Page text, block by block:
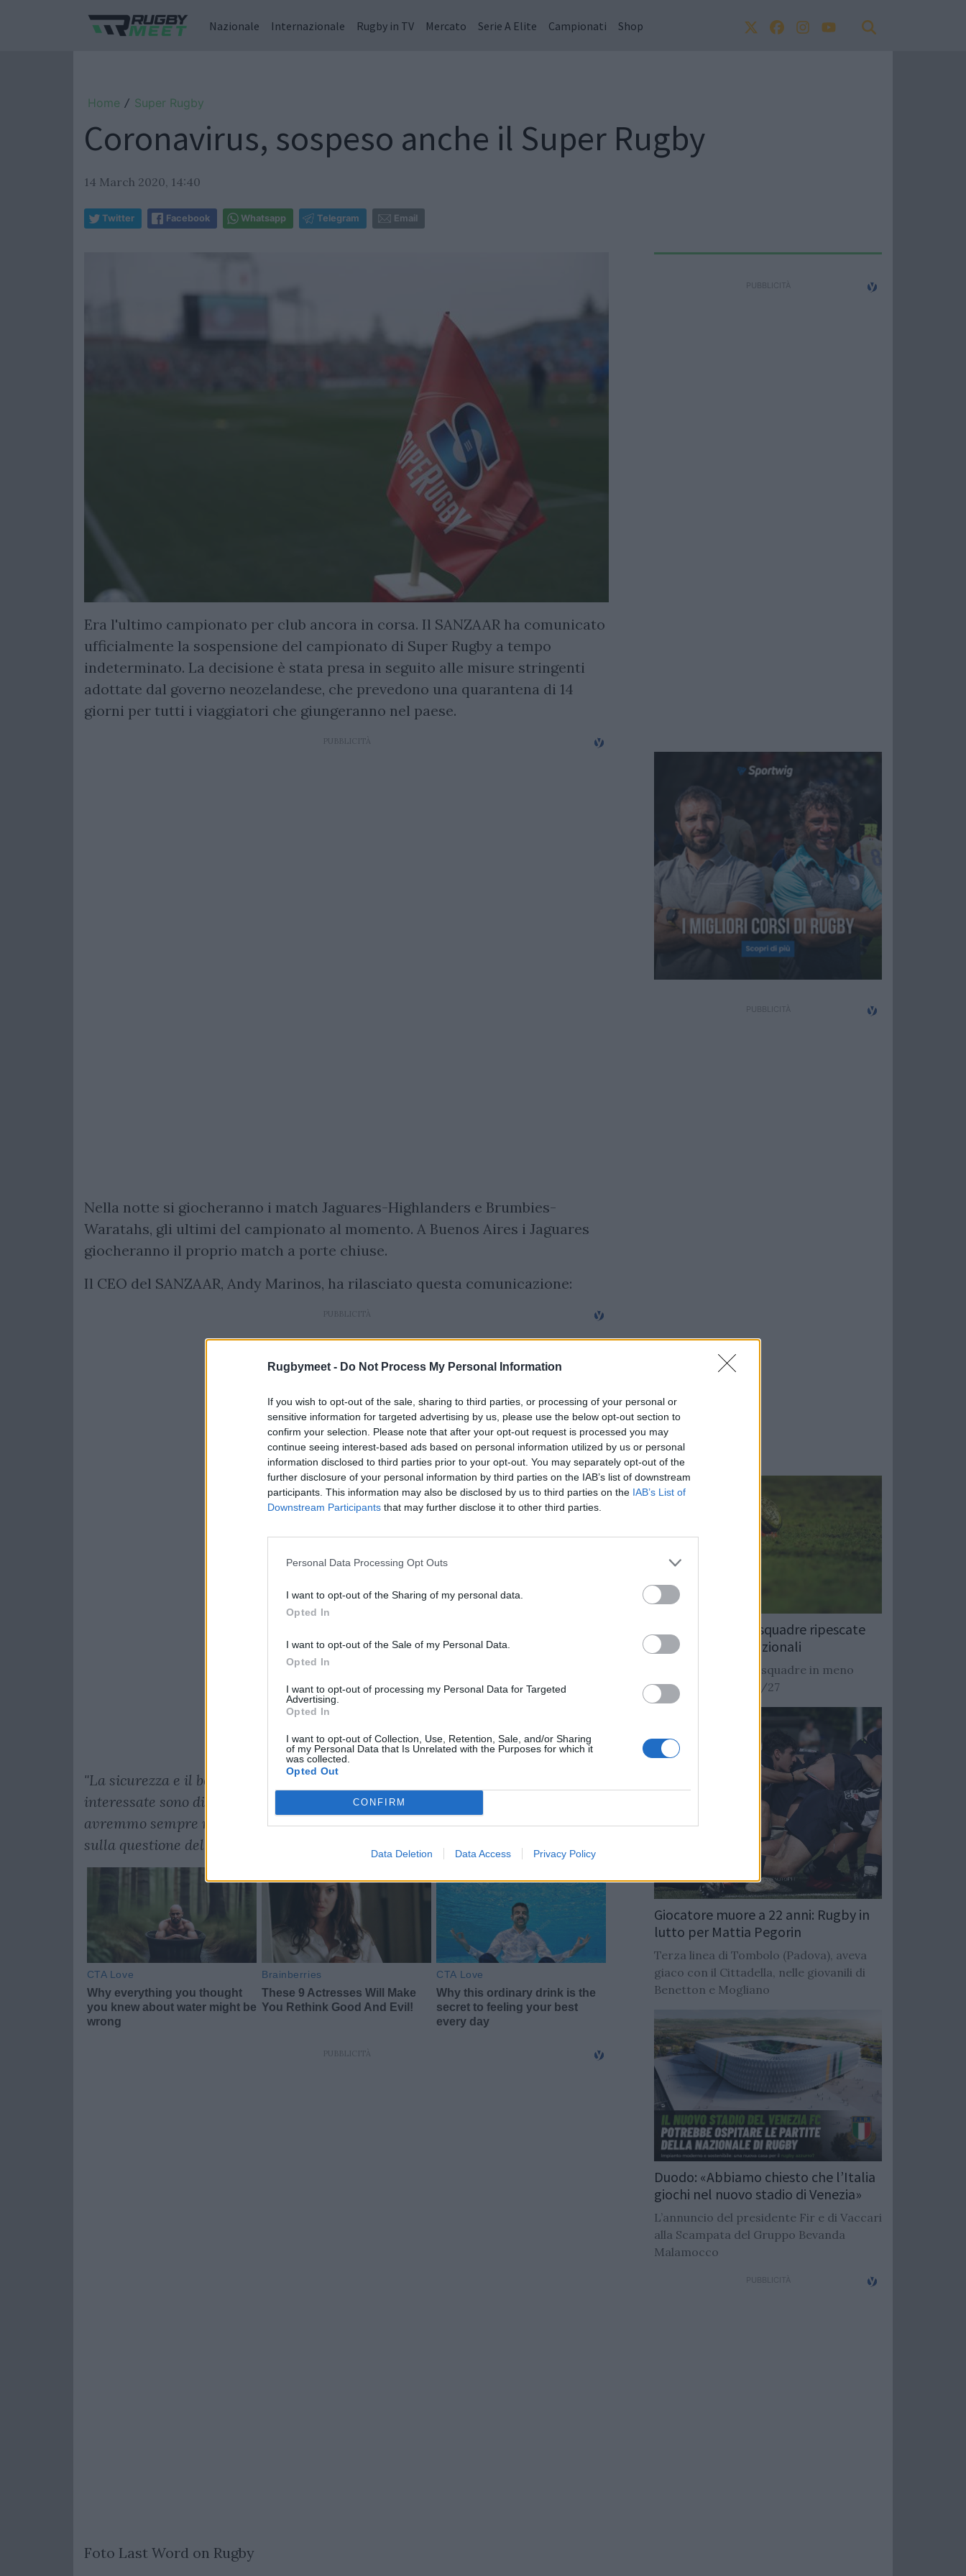
Rugbymeet - Do Not Process My Personal Information
If you wish to opt-out of the sale, sharing to third parties, or processing of your personal or
sensitive information for targeted advertising by us, please use the below opt-out section to
confirm your selection. Please note that after your opt-out request is processed you may
continue seeing interest-based ads based on personal information utilized by us or personal
information disclosed to third parties prior to your opt-out. You may separately opt-out of the
further disclosure of your personal information by third parties on the IAB’s list of downstream
participants. This information may also be disclosed by us to third parties on the IAB’s List of
Downstream Participants that may further disclose it to other third parties.
Personal Data Processing Opt Outs
I want to opt-out of the Sharing of my personal data.
Opted In
I want to opt-out of the Sale of my Personal Data.
Opted In
I want to opt-out of processing my Personal Data for Targeted
Advertising.
Opted In
I want to opt-out of Collection, Use, Retention, Sale, and/or Sharing
of my Personal Data that Is Unrelated with the Purposes for which it
was collected.
Opted Out
CONFIRM
Data Deletion Data Access Privacy Policy
Nazionale Internazionale Rugby in TV Mercato Serie A Elite Campionati Shop
Home / Super Rugby
Coronavirus, sospeso anche il Super Rugby
14 March 2020, 14:40
Twitter Facebook Whatsapp Telegram Email
Era l'ultimo campionato per club ancora in corsa. Il SANZAAR ha comunicato
ufficialmente la sospensione del campionato di Super Rugby a tempo
indeterminato. La decisione è stata presa in seguito alle misure stringenti
adottate dal governo neozelandese, che prevedono una quarantena di 14
giorni per tutti i viaggiatori che giungeranno nel paese.
Nella notte si giocheranno i match Jaguares-Highlanders e Brumbies-
Waratahs, gli ultimi del campionato al momento. A Buenos Aires i Jaguares
giocheranno il proprio match a porte chiuse.
Il CEO del SANZAAR, Andy Marinos, ha rilasciato questa comunicazione:
"La sicurezza e il benessere del pubblico, dei nostri giocatori e di altre parti
interessate sono di primaria importanza e, come affermato in precedenza,
avremmo sempre rispettato le istruzioni del governo e delle autorità sanitarie
sulla questione del contenimento da COVID-19."
Foto Last Word on Rugby
Rugby: Record di squadre ripescate
nei campionati nazionali
Si stimano oltre 20 squadre in meno
dalla stagione 2026/27
Giocatore muore a 22 anni: Rugby in
lutto per Mattia Pegorin
Terza linea di Tombolo (Padova), aveva
giaco con il Cittadella, nelle giovanili di
Benetton e Mogliano
Duodo: «Abbiamo chiesto che l’Italia
giochi nel nuovo stadio di Venezia»
L’annuncio del presidente Fir e di Vaccari
alla Scampata del Gruppo Bevanda
Malamocco